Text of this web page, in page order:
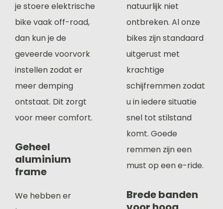
je stoere elektrische
bike vaak off-road,
dan kun je de
geveerde voorvork
instellen zodat er
meer demping
ontstaat. Dit zorgt
voor meer comfort.
Geheel
aluminium
frame
We hebben er
natuurlijk niet
ontbreken. Al onze
bikes zijn standaard
uitgerust met
krachtige
schijfremmen zodat
u in iedere situatie
snel tot stilstand
komt. Goede
remmen zijn een
must op een e-ride.
Brede banden